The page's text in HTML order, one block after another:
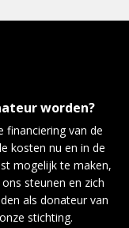
worden?
financiering van de
kosten nu en in de
mogelijk te maken,
steunen en zich
als donateur van
onze stichting.